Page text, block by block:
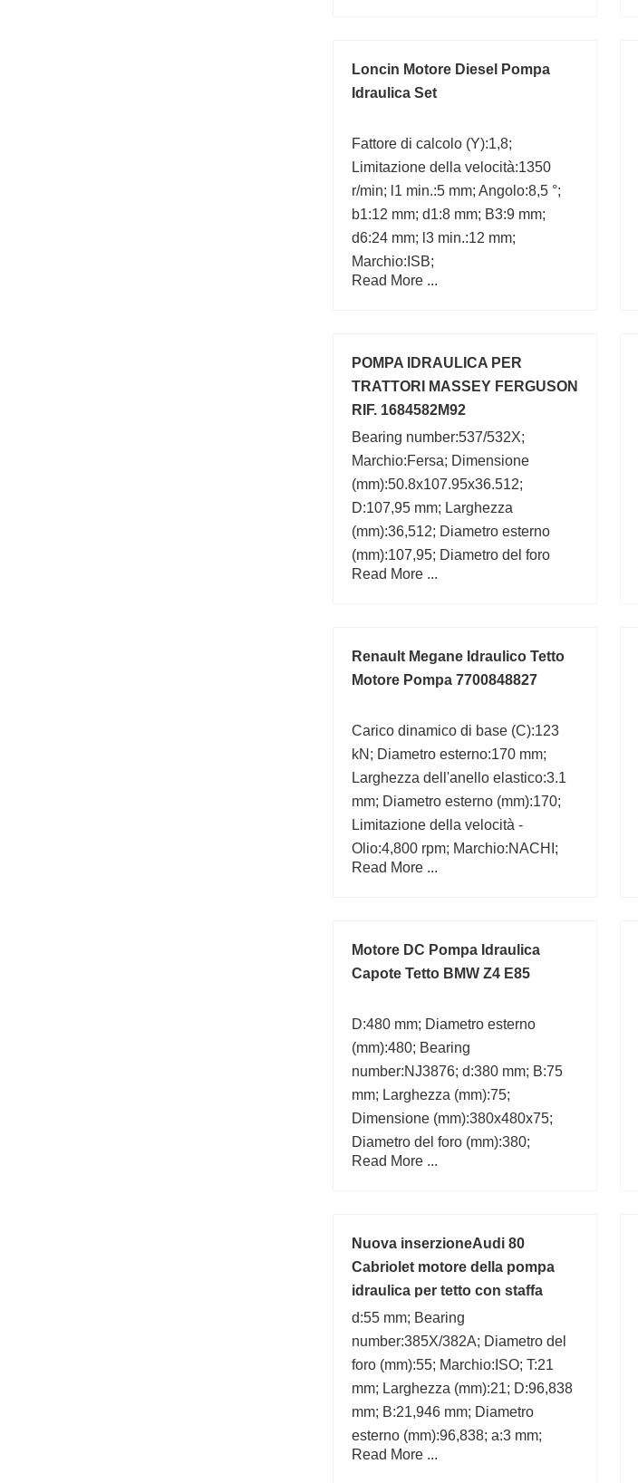
Loncin Motore Diesel Pompa
Idraulica Set
Fattore di calcolo (Y):1,8;
Limitazione della velocità:1350
r/min; l1 min.:5 mm; Angolo:8,5 °;
b1:12 mm; d1:8 mm; B3:9 mm;
d6:24 mm; l3 min.:12 mm;
Marchio:ISB;
Read More ...
POMPA IDRAULICA PER
TRATTORI MASSEY FERGUSON
RIF. 1684582M92
Bearing number:537/532X;
Marchio:Fersa; Dimensione
(mm):50.8x107.95x36.512;
D:107,95 mm; Larghezza
(mm):36,512; Diametro esterno
(mm):107,95; Diametro del foro
(mm):50,8; d:50,8 mm;
Read More ...
Renault Megane Idraulico Tetto
Motore Pompa 7700848827
Carico dinamico di base (C):123
kN; Diametro esterno:170 mm;
Larghezza dell'anello elastico:3.1
mm; Diametro esterno (mm):170;
Limitazione della velocità -
Olio:4,800 rpm; Marchio:NACHI;
Raggio di filetto/smussola:2.1 mm;
Read More ...
Motore DC Pompa Idraulica
Capote Tetto BMW Z4 E85
D:480 mm; Diametro esterno
(mm):480; Bearing
number:NJ3876; d:380 mm; B:75
mm; Larghezza (mm):75;
Dimensione (mm):380x480x75;
Diametro del foro (mm):380;
Marchio:ISO; C:75 mm;
Read More ...
Nuova inserzioneAudi 80
Cabriolet motore della pompa
idraulica per tetto con staffa
8G0810654B
d:55 mm; Bearing
number:385X/382A; Diametro del
foro (mm):55; Marchio:ISO; T:21
mm; Larghezza (mm):21; D:96,838
mm; B:21,946 mm; Diametro
esterno (mm):96,838; a:3 mm;
Read More ...